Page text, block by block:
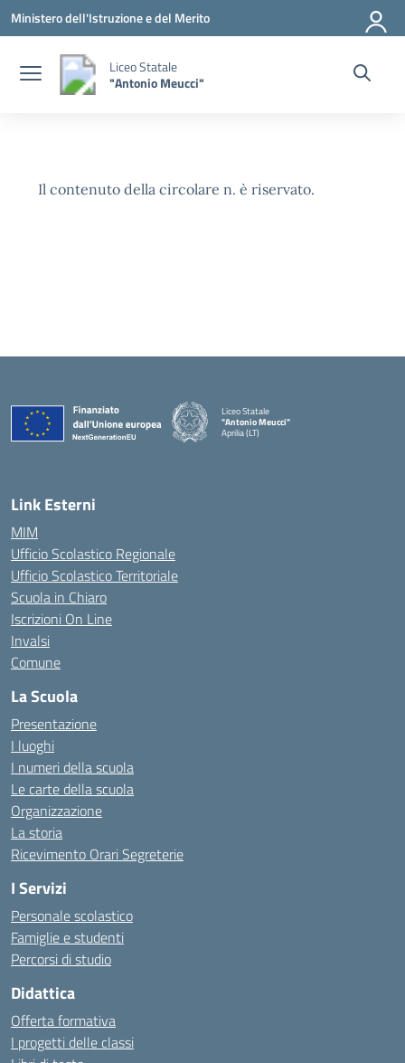
Vai ai contenuti
Vai al menu di navigazione
Vai al footer
Ministero dell'Istruzione e del Merito
Liceo Statale
"Antonio Meucci"
Il contenuto della circolare n. è riservato.
Liceo Statale
"Antonio Meucci"
Aprilia (LT)
Link Esterni
MIM
Ufficio Scolastico Regionale
Ufficio Scolastico Territoriale
Scuola in Chiaro
Iscrizioni On Line
Invalsi
Comune
La Scuola
Presentazione
I luoghi
I numeri della scuola
Le carte della scuola
Organizzazione
La storia
Ricevimento Orari Segreterie
I Servizi
Personale scolastico
Famiglie e studenti
Percorsi di studio
Didattica
Offerta formativa
I progetti delle classi